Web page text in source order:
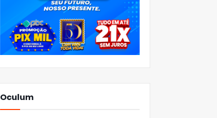
Oculum